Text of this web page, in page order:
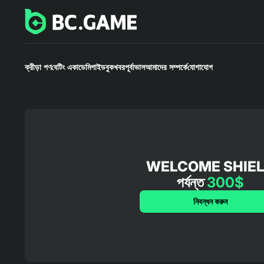
ক্রীড়া পণবেটিং একাডেমিগাইডবুকখবরপূর্বাভাসআমাদের সম্পর্কেযোগাযোগ
WELCOME
পর্যন্ত300$
নিবন্ধন করুন